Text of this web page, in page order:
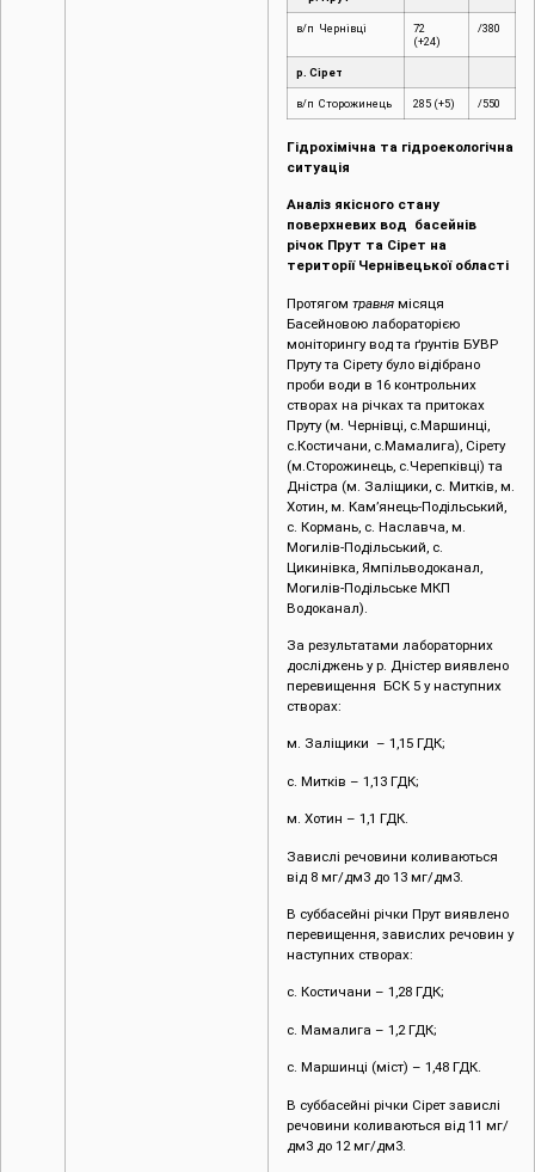
в/п Чернівці
72
(+24)
/380
р. Сірет
в/п Сторожинець 285 (+5) /550
Гідрохімічна та гідроекологічна
ситуація
Аналіз якісного стану
поверхневих вод басейнів
річок Прут та Сірет на
території Чернівецької області
Протягом травня місяця
Басейновою лабораторією
моніторингу вод та ґрунтів БУВР
Пруту та Сірету було відібрано
проби води в 16 контрольних
створах на річках та притоках
Пруту (м. Чернівці, c.Маршинці,
с.Костичани, с.Мамалига), Сірету
(м.Сторожинець, с.Черепківці) та
Дністра (м. Заліщики, с. Митків, м.
Хотин, м. Кам’янець-Подільський,
с. Кормань, с. Наславча, м.
Могилів-Подільський, с.
Цикинівка, Ямпільводоканал,
Могилів-Подільське МКП
Водоканал).
За результатами лабораторних
досліджень у р. Дністер виявлено
перевищення БСК 5 у наступних
створах:
м. Заліщики – 1,15 ГДК;
с. Митків – 1,13 ГДК;
м. Хотин – 1,1 ГДК.
Завислі речовини коливаються
від 8 мг/дм3 до 13 мг/дм3.
В суббасейні річки Прут виявлено
перевищення, завислих речовин у
наступних створах:
с. Костичани – 1,28 ГДК;
с. Мамалига – 1,2 ГДК;
с. Маршинці (міст) – 1,48 ГДК.
В суббасейні річки Сірет завислі
речовини коливаються від 11 мг/
дм3 до 12 мг/дм3.